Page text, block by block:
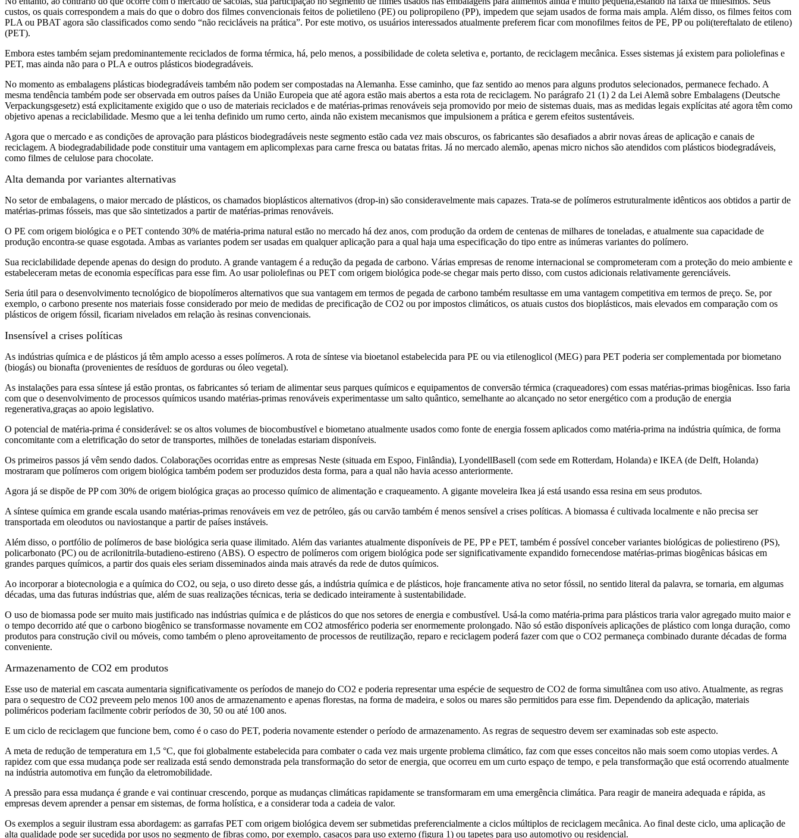
custos, os quais correspondem a mais do que o dobro dos filmes convencionais feitos de polietileno (PE) ou polipropileno (PP), impedem que sejam usados de forma mais ampla. Além disso, os filmes feitos com
PLA ou PBAT agora são classificados como sendo “não recicláveis na prática”. Por este motivo, os usuários interessados atualmente preferem ficar com monofilmes feitos de PE, PP ou poli(tereftalato de etileno)
(PET).
Embora estes também sejam predominantemente reciclados de forma térmica, há, pelo menos, a possibilidade de coleta seletiva e, portanto, de reciclagem mecânica. Esses sistemas já existem para poliolefinas e
PET, mas ainda não para o PLA e outros plásticos biodegradáveis.
No momento as embalagens plásticas biodegradáveis também não podem ser compostadas na Alemanha. Esse caminho, que faz sentido ao menos para alguns produtos selecionados, permanece fechado. A
mesma tendência também pode ser observada em outros países da União Europeia que até agora estão mais abertos a esta rota de reciclagem. No parágrafo 21 (1) 2 da Lei Alemã sobre Embalagens (Deutsche
Verpackungsgesetz) está explicitamente exigido que o uso de materiais reciclados e de matérias-primas renováveis seja promovido por meio de sistemas duais, mas as medidas legais explícitas até agora têm como
objetivo apenas a reciclabilidade. Mesmo que a lei tenha definido um rumo certo, ainda não existem mecanismos que impulsionem a prática e gerem efeitos sustentáveis.
Agora que o mercado e as condições de aprovação para plásticos biodegradáveis neste segmento estão cada vez mais obscuros, os fabricantes são desafiados a abrir novas áreas de aplicação e canais de
reciclagem. A biodegradabilidade pode constituir uma vantagem em aplicomplexas para carne fresca ou batatas fritas. Já no mercado alemão, apenas micro nichos são atendidos com plásticos biodegradáveis,
como filmes de celulose para chocolate.
Alta demanda por variantes alternativas
No setor de embalagens, o maior mercado de plásticos, os chamados bioplásticos alternativos (drop-in) são consideravelmente mais capazes. Trata-se de polímeros estruturalmente idênticos aos obtidos a partir de
matérias-primas fósseis, mas que são sintetizados a partir de matérias-primas renováveis.
O PE com origem biológica e o PET contendo 30% de matéria-prima natural estão no mercado há dez anos, com produção da ordem de centenas de milhares de toneladas, e atualmente sua capacidade de
produção encontra-se quase esgotada. Ambas as variantes podem ser usadas em qualquer aplicação para a qual haja uma especificação do tipo entre as inúmeras variantes do polímero.
Sua reciclabilidade depende apenas do design do produto. A grande vantagem é a redução da pegada de carbono. Várias empresas de renome internacional se comprometeram com a proteção do meio ambiente e
estabeleceram metas de economia específicas para esse fim. Ao usar poliolefinas ou PET com origem biológica pode-se chegar mais perto disso, com custos adicionais relativamente gerenciáveis.
Seria útil para o desenvolvimento tecnológico de biopolímeros alternativos que sua vantagem em termos de pegada de carbono também resultasse em uma vantagem competitiva em termos de preço. Se, por
exemplo, o carbono presente nos materiais fosse considerado por meio de medidas de precificação de CO2 ou por impostos climáticos, os atuais custos dos bioplásticos, mais elevados em comparação com os
plásticos de origem fóssil, ficariam nivelados em relação às resinas convencionais.
Insensível a crises políticas
As indústrias química e de plásticos já têm amplo acesso a esses polímeros. A rota de síntese via bioetanol estabelecida para PE ou via etilenoglicol (MEG) para PET poderia ser complementada por biometano
(biogás) ou bionafta (provenientes de resíduos de gorduras ou óleo vegetal).
As instalações para essa síntese já estão prontas, os fabricantes só teriam de alimentar seus parques químicos e equipamentos de conversão térmica (craqueadores) com essas matérias-primas biogênicas. Isso faria
com que o desenvolvimento de processos químicos usando matérias-primas renováveis experimentasse um salto quântico, semelhante ao alcançado no setor energético com a produção de energia
regenerativa,graças ao apoio legislativo.
O potencial de matéria-prima é considerável: se os altos volumes de biocombustível e biometano atualmente usados como fonte de energia fossem aplicados como matéria-prima na indústria química, de forma
concomitante com a eletrificação do setor de transportes, milhões de toneladas estariam disponíveis.
Os primeiros passos já vêm sendo dados. Colaborações ocorridas entre as empresas Neste (situada em Espoo, Finlândia), LyondellBasell (com sede em Rotterdam, Holanda) e IKEA (de Delft, Holanda)
mostraram que polímeros com origem biológica também podem ser produzidos desta forma, para a qual não havia acesso anteriormente.
Agora já se dispõe de PP com 30% de origem biológica graças ao processo químico de alimentação e craqueamento. A gigante moveleira Ikea já está usando essa resina em seus produtos.
A síntese química em grande escala usando matérias-primas renováveis em vez de petróleo, gás ou carvão também é menos sensível a crises políticas. A biomassa é cultivada localmente e não precisa ser
transportada em oleodutos ou naviostanque a partir de países instáveis.
Além disso, o portfólio de polímeros de base biológica seria quase ilimitado. Além das variantes atualmente disponíveis de PE, PP e PET, também é possível conceber variantes biológicas de poliestireno (PS),
policarbonato (PC) ou de acrilonitrila-butadieno-estireno (ABS). O espectro de polímeros com origem biológica pode ser significativamente expandido fornecendose matérias-primas biogênicas básicas em
grandes parques químicos, a partir dos quais eles seriam disseminados ainda mais através da rede de dutos químicos.
Ao incorporar a biotecnologia e a química do CO2, ou seja, o uso direto desse gás, a indústria química e de plásticos, hoje francamente ativa no setor fóssil, no sentido literal da palavra, se tornaria, em algumas
décadas, uma das futuras indústrias que, além de suas realizações técnicas, teria se dedicado inteiramente à sustentabilidade.
O uso de biomassa pode ser muito mais justificado nas indústrias química e de plásticos do que nos setores de energia e combustível. Usá-la como matéria-prima para plásticos traria valor agregado muito maior e
o tempo decorrido até que o carbono biogênico se transformasse novamente em CO2 atmosférico poderia ser enormemente prolongado. Não só estão disponíveis aplicações de plástico com longa duração, como
produtos para construção civil ou móveis, como também o pleno aproveitamento de processos de reutilização, reparo e reciclagem poderá fazer com que o CO2 permaneça combinado durante décadas de forma
conveniente.
Armazenamento de CO2 em produtos
Esse uso de material em cascata aumentaria significativamente os períodos de manejo do CO2 e poderia representar uma espécie de sequestro de CO2 de forma simultânea com uso ativo. Atualmente, as regras
para o sequestro de CO2 preveem pelo menos 100 anos de armazenamento e apenas florestas, na forma de madeira, e solos ou mares são permitidos para esse fim. Dependendo da aplicação, materiais
poliméricos poderiam facilmente cobrir períodos de 30, 50 ou até 100 anos.
E um ciclo de reciclagem que funcione bem, como é o caso do PET, poderia novamente estender o período de armazenamento. As regras de sequestro devem ser examinadas sob este aspecto.
A meta de redução de temperatura em 1,5 °C, que foi globalmente estabelecida para combater o cada vez mais urgente problema climático, faz com que esses conceitos não mais soem como utopias verdes. A
rapidez com que essa mudança pode ser realizada está sendo demonstrada pela transformação do setor de energia, que ocorreu em um curto espaço de tempo, e pela transformação que está ocorrendo atualmente
na indústria automotiva em função da eletromobilidade.
A pressão para essa mudança é grande e vai continuar crescendo, porque as mudanças climáticas rapidamente se transformaram em uma emergência climática. Para reagir de maneira adequada e rápida, as
empresas devem aprender a pensar em sistemas, de forma holística, e a considerar toda a cadeia de valor.
Os exemplos a seguir ilustram essa abordagem: as garrafas PET com origem biológica devem ser submetidas preferencialmente a ciclos múltiplos de reciclagem mecânica. Ao final deste ciclo, uma aplicação de
alta qualidade pode ser sucedida por usos no segmento de fibras como, por exemplo, casacos para uso externo (figura 1) ou tapetes para uso automotivo ou residencial.